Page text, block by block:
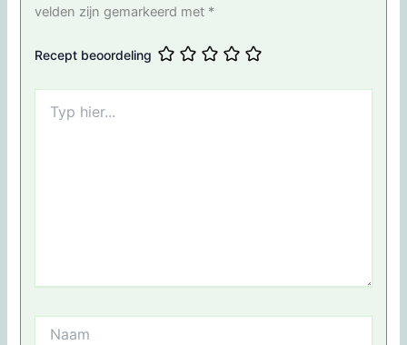
velden zijn gemarkeerd met *
Recept beoordeling
hier...